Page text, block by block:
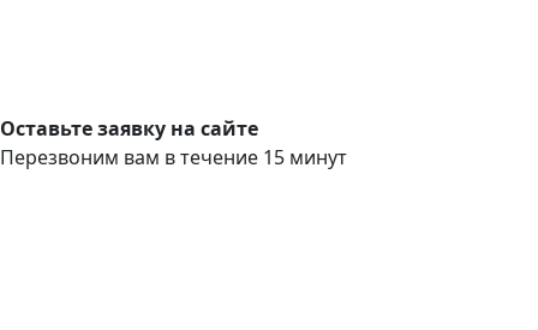
Оставьте заявку на сайте
Перезвоним вам в течение 15 минут